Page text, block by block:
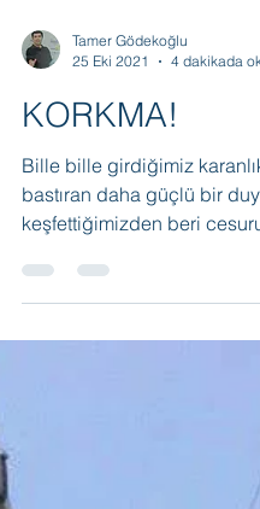
25 Eki 2021
4 dakikada
KORKMA!
Bille bille girdiğimiz
bastıran daha güçlü bir
keşfettiğimizden beri
saklanmayan ebe.
öcüler, şeytanlar,cinler
bizim çocukluğumuzda.
duyduğumuz masum
kadar büyük ve
yaşandığı idia edilen hikaye